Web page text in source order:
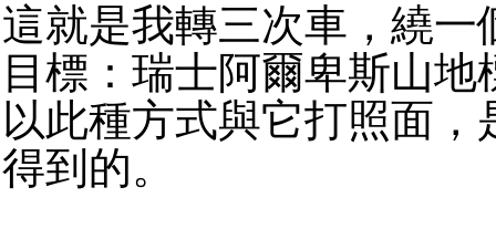
這就是我轉三次車，繞一
目標：瑞士阿爾卑斯山地
以此種方式與它打照面，
得到的。